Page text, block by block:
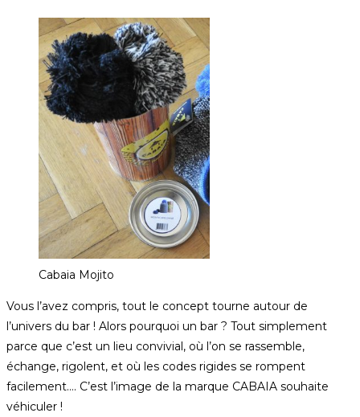
Cabaia Mojito
Vous l’avez compris, tout le concept tourne autour de
l’univers du bar ! Alors pourquoi un bar ? Tout simplement
parce que c’est un lieu convivial, où l’on se rassemble,
échange, rigolent, et où les codes rigides se rompent
facilement…. C’est l’image de la marque CABAIA souhaite
véhiculer !